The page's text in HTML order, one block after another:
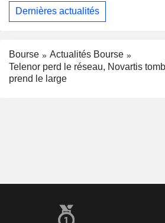
Dernières actualités
Bourse
Actualités Bourse
Telenor perd le réseau, Novartis
prend le large